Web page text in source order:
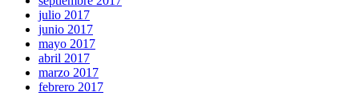
julio 2017
junio 2017
mayo 2017
abril 2017
marzo 2017
febrero 2017